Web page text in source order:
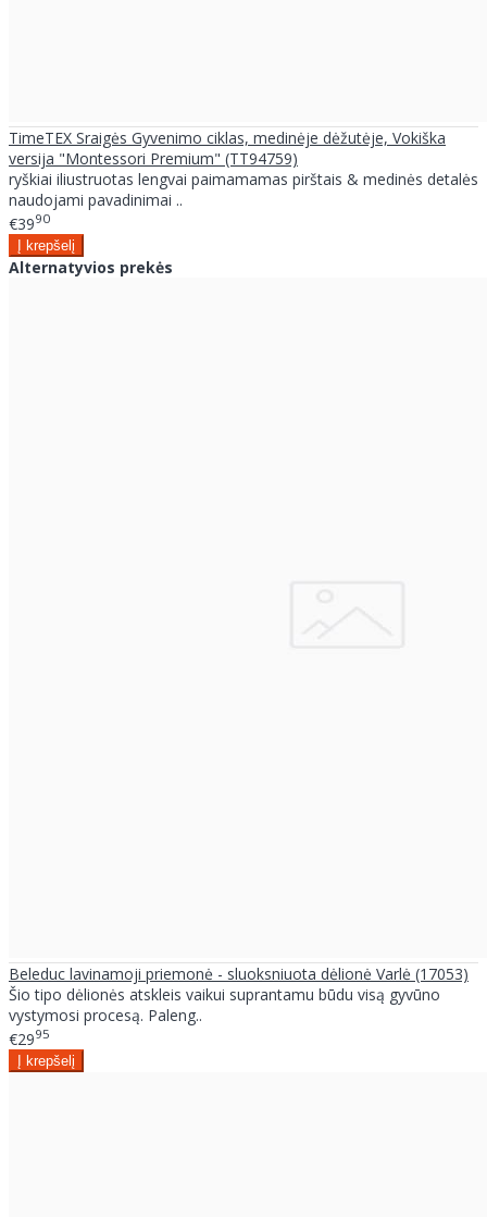
TimeTEX Sraigės Gyvenimo ciklas, medinėje dėžutėje, Vokiška
versija "Montessori Premium" (TT94759)
ryškiai iliustruotas lengvai paimamamas pirštais & medinės detalės
naudojami pavadinimai ..
€3990
Alternatyvios prekės
Beleduc lavinamoji priemonė - sluoksniuota dėlionė Varlė (17053)
Šio tipo dėlionės atskleis vaikui suprantamu būdu visą gyvūno
vystymosi procesą. Paleng..
€2995